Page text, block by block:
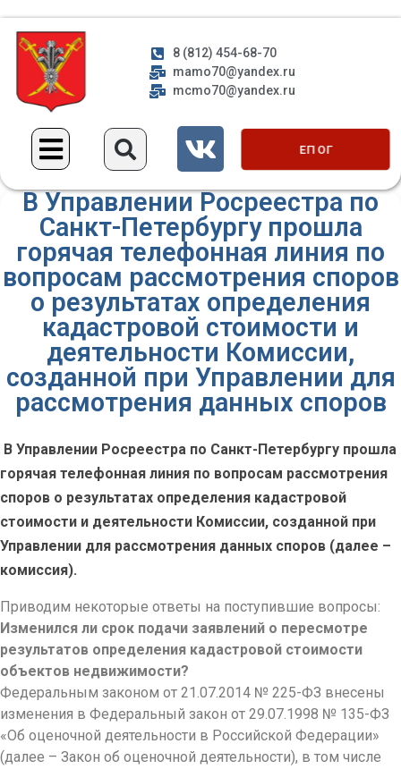
8 (812) 454-68-70
mamo70@yandex.ru
mcmo70@yandex.ru
ЕП ОГ
В Управлении Росреестра по
Санкт-Петербургу прошла
горячая телефонная линия по
вопросам рассмотрения споров
о результатах определения
кадастровой стоимости и
деятельности Комиссии,
созданной при Управлении для
рассмотрения данных споров
В Управлении Росреестра по Санкт-Петербургу прошла
горячая телефонная линия по вопросам рассмотрения
споров о результатах определения кадастровой
стоимости и деятельности Комиссии, созданной при
Управлении для рассмотрения данных споров (далее –
комиссия).
Приводим некоторые ответы на поступившие вопросы:
Изменился ли срок подачи заявлений о пересмотре
результатов определения кадастровой стоимости
объектов недвижимости?
Федеральным законом от 21.07.2014 № 225-ФЗ внесены
изменения в Федеральный закон от 29.07.1998 № 135-ФЗ
«Об оценочной деятельности в Российской Федерации»
(далее – Закон об оценочной деятельности), в том числе